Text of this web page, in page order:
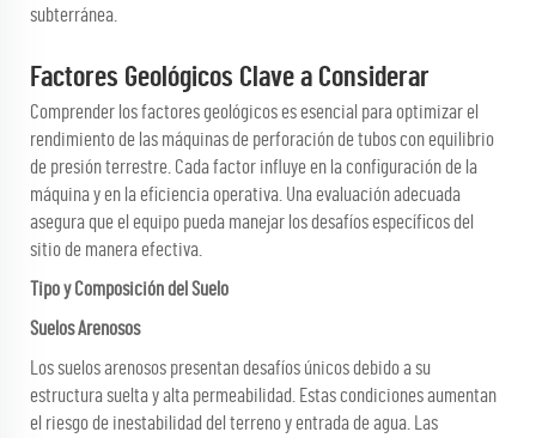
subterránea.
Factores Geológicos Clave a Considerar
Comprender los factores geológicos es esencial para optimizar el
rendimiento de las máquinas de perforación de tubos con equilibrio
de presión terrestre. Cada factor influye en la configuración de la
máquina y en la eficiencia operativa. Una evaluación adecuada
asegura que el equipo pueda manejar los desafíos específicos del
sitio de manera efectiva.
Tipo y Composición del Suelo
Suelos Arenosos
Los suelos arenosos presentan desafíos únicos debido a su
estructura suelta y alta permeabilidad. Estas condiciones aumentan
el riesgo de inestabilidad del terreno y entrada de agua. Las